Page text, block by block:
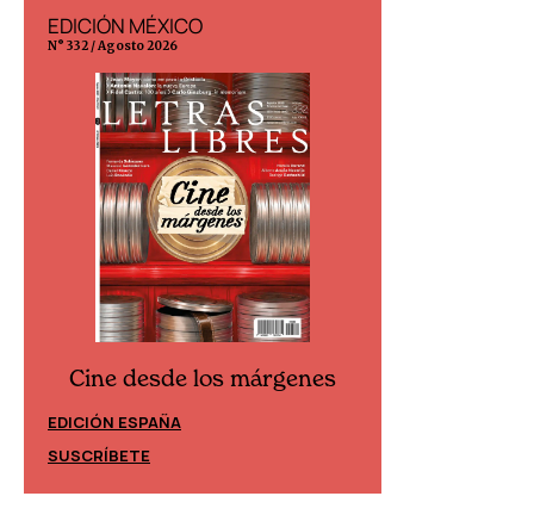
EDICIÓN MÉXICO
N° 332 / Agosto 2026
Cine desde los márgenes
EDICIÓN ESPAÑA
SUSCRÍBETE